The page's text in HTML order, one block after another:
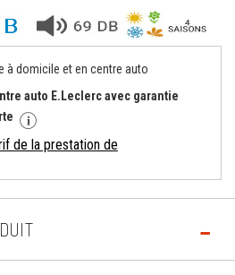
à domicile et en centre auto
auto E.Leclerc avec garantie
de la prestation de